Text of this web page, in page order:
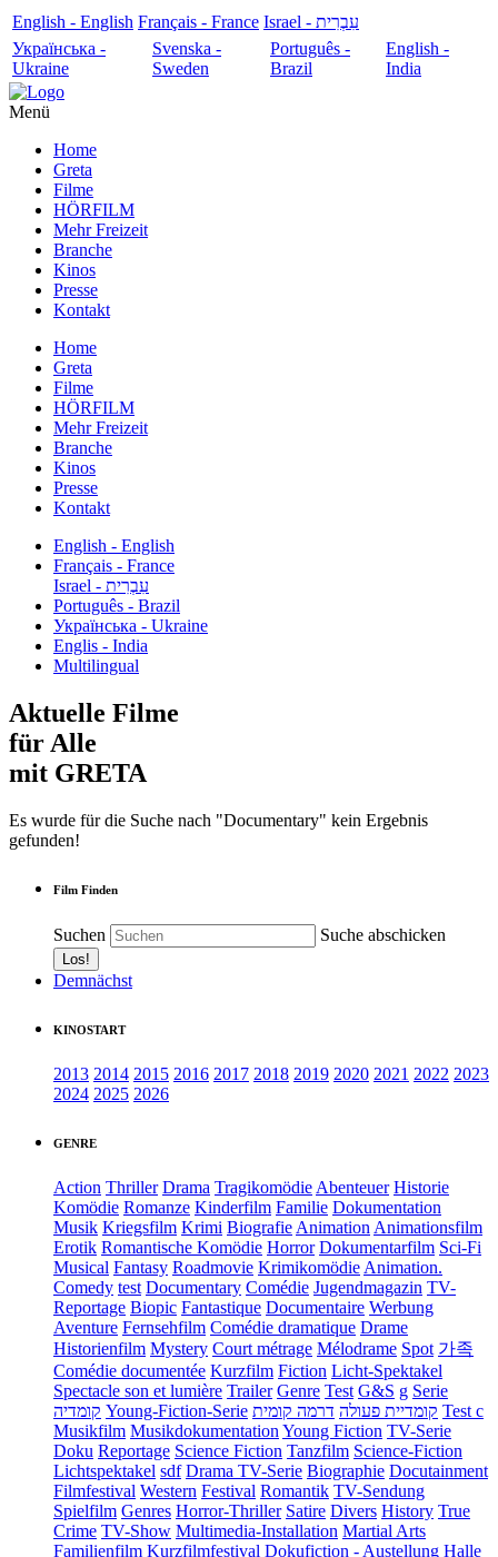
English - English Français - France
עִבְרִית - Israel
Українська -
Ukraine
Svenska -
Sweden
Português -
Brazil
English -
India
Menü
Home
Greta
Filme
HÖRFILM
Mehr Freizeit
Branche
Kinos
Presse
Kontakt
Home
Greta
Filme
HÖRFILM
Mehr Freizeit
Branche
Kinos
Presse
Kontakt
English - English
Français - France
עִבְרִית - Israel
Português - Brazil
Українська - Ukraine
Englis - India
Multilingual
Aktuelle Filme
für Alle
mit GRETA
Es wurde für die Suche nach "Documentary" kein Ergebnis
gefunden!
Film Finden
Suchen Suche abschicken
Demnächst
KINOSTART
2013 2014 2015 2016 2017 2018 2019 2020 2021 2022 2023
2024 2025 2026
GENRE
Action Thriller Drama Tragikomödie Abenteuer Historie
Komödie Romanze Kinderfilm Familie Dokumentation
Musik Kriegsfilm Krimi Biografie Animation Animationsfilm
Erotik Romantische Komödie Horror Dokumentarfilm Sci-Fi
Musical Fantasy Roadmovie Krimikomödie Animation.
Comedy test Documentary Comédie Jugendmagazin TV-
Reportage Biopic Fantastique Documentaire Werbung
Aventure Fernsehfilm Comédie dramatique Drame
Historienfilm Mystery Court métrage Mélodrame Spot 가족
Comédie documentée Kurzfilm Fiction Licht-Spektakel
Spectacle son et lumière Trailer Genre Test G&S g Serie
קומדיה Young-Fiction-Serie קומדיית פעולה דרמה קומית
Test c
Musikfilm Musikdokumentation Young Fiction TV-Serie
Doku Reportage Science Fiction Tanzfilm Science-Fiction
Lichtspektakel sdf Drama TV-Serie Biographie Docutainment
Filmfestival Western Festival Romantik TV-Sendung
Spielfilm Genres Horror-Thriller Satire Divers History True
Crime TV-Show Multimedia-Installation Martial Arts
Familienfilm Kurzfilmfestival Dokufiction - Austellung Halle